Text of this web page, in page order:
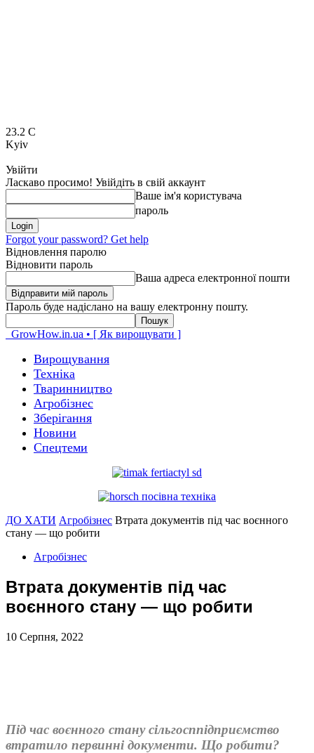
23.2 C
Kyiv
Увійти
Ласкаво просимо! Увійдіть в свій аккаунт
Ваше ім'я користувача
пароль
Forgot your password? Get help
Відновлення паролю
Відновити пароль
Ваша адреса електронної пошти
Пароль буде надіслано на вашу електронну пошту.
GrowHow.in.ua • [ Як вирощувати ]
Вирощування
Техніка
Тваринництво
Агробізнес
Зберігання
Новини
Спецтеми
ДО ХАТИ Агробізнес Втрата документів під час воєнного
стану — що робити
Агробізнес
Втрата документів під час
воєнного стану — що робити
10 Серпня, 2022
Під час воєнного стану сільгосппідприємство
втратило первинні документи. Що робити?